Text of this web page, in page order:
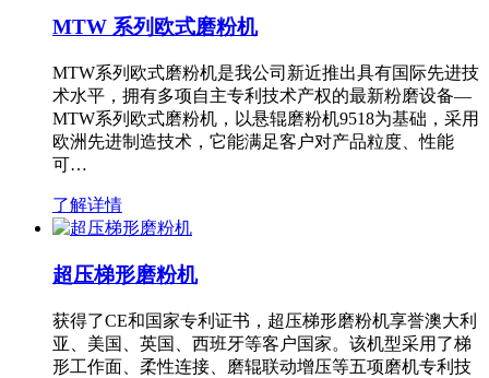
MTW 系列欧式磨粉机
MTW系列欧式磨粉机是我公司新近推出具有国际先进技
术水平，拥有多项自主专利技术产权的最新粉磨设备—
MTW系列欧式磨粉机，以悬辊磨粉机9518为基础，采用
欧洲先进制造技术，它能满足客户对产品粒度、性能
可…
了解详情
超压梯形磨粉机
获得了CE和国家专利证书，超压梯形磨粉机享誉澳大利
亚、美国、英国、西班牙等客户国家。该机型采用了梯
形工作面、柔性连接、磨辊联动增压等五项磨机专利技